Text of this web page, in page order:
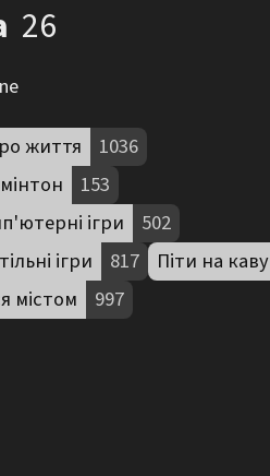
26
життя
1036
153
ігри
502
ігри
817 Піти на каву
містом
997